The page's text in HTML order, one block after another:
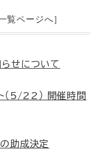
覧ページへ］
せについて
（5/22） 開催時間
助成決定